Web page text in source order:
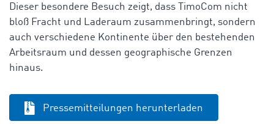
Dieser besondere Besuch zeigt, dass TimoCom nicht
bloß Fracht und Laderaum zusammenbringt, sondern
auch verschiedene Kontinente über den bestehenden
Arbeitsraum und dessen geographische Grenzen
hinaus.
Pressemitteilungen herunterladen